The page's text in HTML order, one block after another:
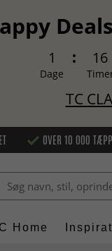
1
Dage
16
TC
OVER 10 000
Home